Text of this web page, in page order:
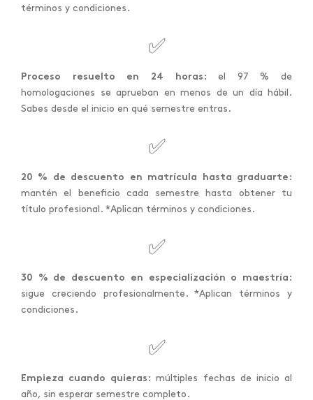
términos y condiciones.
✅
Proceso resuelto en 24 horas: el 97 % de
homologaciones se aprueban en menos de un día hábil.
Sabes desde el inicio en qué semestre entras.
✅
20 % de descuento en matrícula hasta graduarte:
mantén el beneficio cada semestre hasta obtener tu
título profesional. *Aplican términos y condiciones.
✅
30 % de descuento en especialización o maestría:
sigue creciendo profesionalmente. *Aplican términos y
condiciones.
✅
Empieza cuando quieras: múltiples fechas de inicio al
año, sin esperar semestre completo.